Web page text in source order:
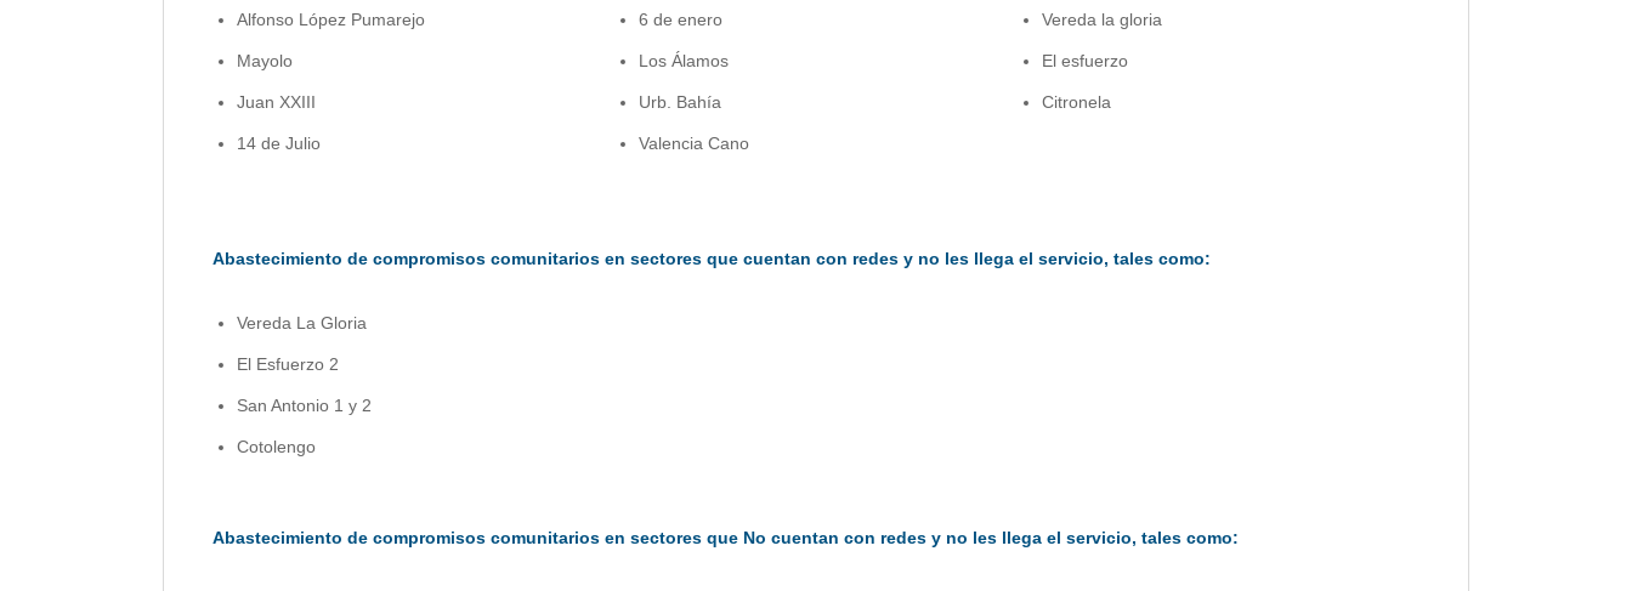
Alfonso López Pumarejo
Mayolo
Juan XXIII
14 de Julio
6 de enero
Los Álamos
Urb. Bahía
Valencia Cano
Vereda la gloria
El esfuerzo
Citronela
Abastecimiento de compromisos comunitarios en sectores que cuentan con redes y no les llega el servicio, tales como:
Vereda La Gloria
El Esfuerzo 2
San Antonio 1 y 2
Cotolengo
Abastecimiento de compromisos comunitarios en sectores que No cuentan con redes y no les llega el servicio, tales como: